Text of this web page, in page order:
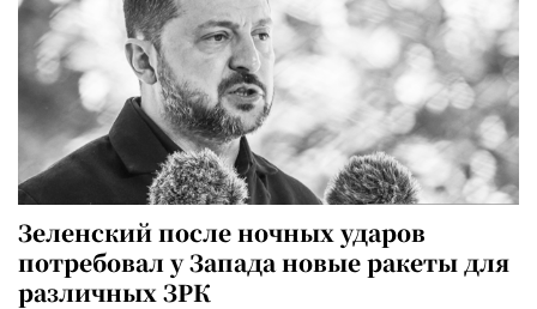
Зеленский после ночных ударов
потребовал у Запада новые ракеты для
различных ЗРК